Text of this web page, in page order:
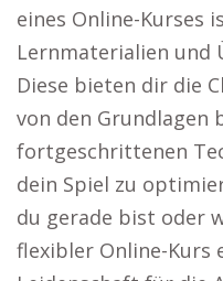
eines Online-Kurses
Lernmaterialien und
Diese bieten dir die
von den Grundlagen
fortgeschrittenen
dein Spiel zu
du gerade bist oder
flexibler Online-Kurs